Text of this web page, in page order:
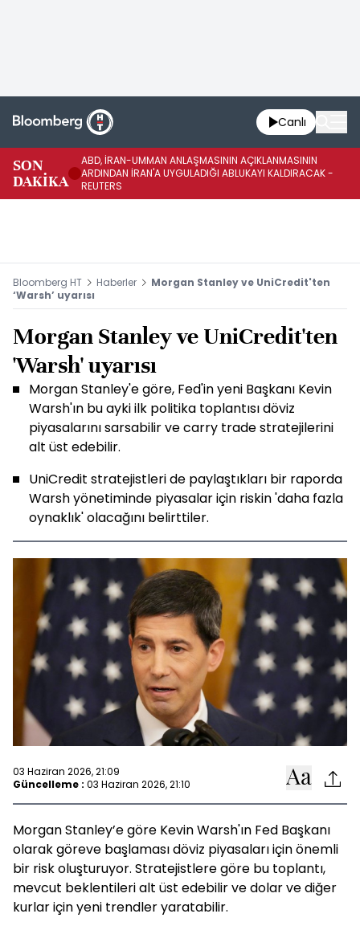
Canlı
SON
DAKİKA
ABD, İRAN-UMMAN ANLAŞMASININ AÇIKLANMASININ
ARDINDAN İRAN'A UYGULADIĞI ABLUKAYI KALDIRACAK -
REUTERS
Bloomberg HT Haberler
Morgan Stanley ve UniCredit'ten
‘Warsh’ uyarısı
Morgan Stanley ve UniCredit'ten
'Warsh' uyarısı
Morgan Stanley'e göre, Fed'in yeni Başkanı Kevin
Warsh'ın bu ayki ilk politika toplantısı döviz
piyasalarını sarsabilir ve carry trade stratejilerini
alt üst edebilir.
UniCredit stratejistleri de paylaştıkları bir raporda
Warsh yönetiminde piyasalar için riskin 'daha fazla
oynaklık' olacağını belirttiler.
03 Haziran 2026, 21:09
Güncelleme : 03 Haziran 2026, 21:10
Morgan Stanley’e göre Kevin Warsh'ın Fed Başkanı
olarak göreve başlaması döviz piyasaları için önemli
bir risk oluşturuyor. Stratejistlere göre bu toplantı,
mevcut beklentileri alt üst edebilir ve dolar ve diğer
kurlar için yeni trendler yaratabilir.